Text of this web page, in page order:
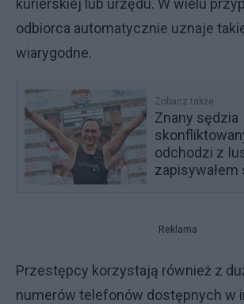
kurierskiej lub urzędu. W wielu
odbiorca automatycznie uznaje
wiarygodne.
Zobacz także
Znany sędzia
odchodzi z
zapisywałem
Reklama
Przestępcy korzystają również z
numerów telefonów dostępnych w